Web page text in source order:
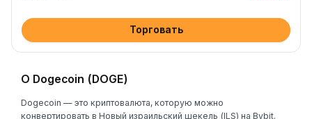
Торговать
О Dogecoin (DOGE)
Dogecoin — это криптовалюта, которую можно
конвертировать в Новый израильский шекель (ILS) на Bybit.